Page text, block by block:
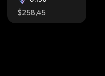
$258,45